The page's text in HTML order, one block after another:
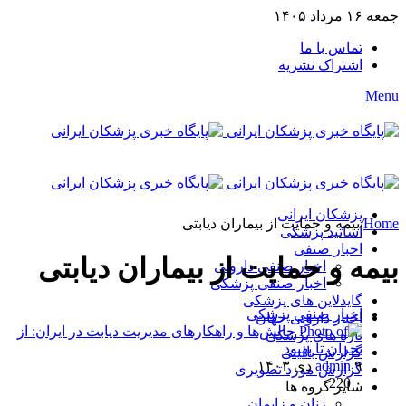
جمعه ۱۶ مرداد ۱۴۰۵
تماس با ما
اشتراک نشریه
Menu
پزشکان ایرانی
اساتید پزشکی
اخبار صنفی
اخبار صنفی داروئی
اخبار صنفی پزشکی
گایدلاین های پزشکی
اخبار دارویی جهان
تازه های پزشکی
گزارش بالینی
گزارش مورد تصویری
سایر گروه ها
Home
/بیمه و حمایت از بیماران دیابتی
بیمه و حمایت از بیماران دیابتی
اخبار صنفی پزشکی
admin ۹ دی ۱۴۰۳
۰